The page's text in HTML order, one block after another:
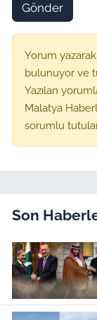
Gönder
Yorum yazarak
bulunuyor ve
Yazılan
Malatya
sorumlu
Son